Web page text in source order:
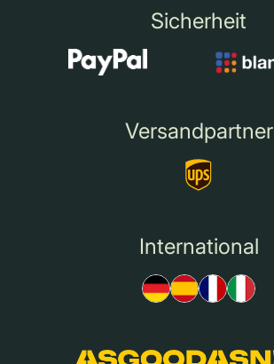
Sicherheit
Versandpartner
International